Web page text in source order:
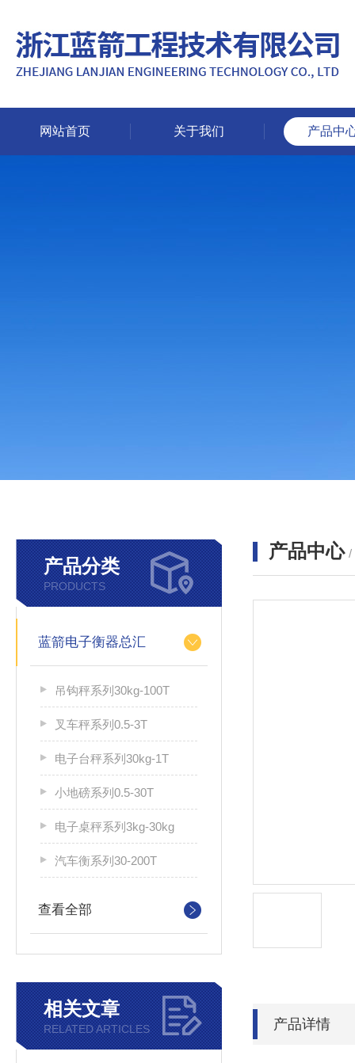
网站首页 关于我们 产品中
产品分类
PRODUCTS
蓝箭电子衡器总汇
吊钩秤系列30kg-100T
叉车秤系列0.5-3T
电子台秤系列30kg-1T
小地磅系列0.5-30T
电子桌秤系列3kg-30kg
汽车衡系列30-200T
查看全部
相关文章
RELATED ARTICLES
产品中心 /
产品详情